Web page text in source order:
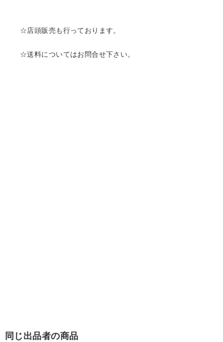
☆店頭販売も行っております。
☆送料についてはお問合せ下さい。
同じ出品者の商品